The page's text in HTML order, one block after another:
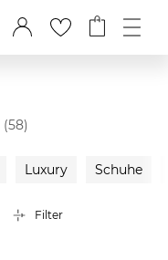
(58)
Luxury Schuhe
Filter